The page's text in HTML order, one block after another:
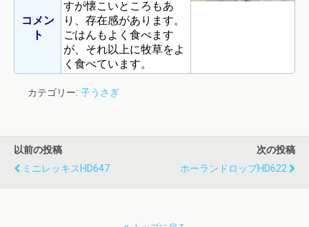
コメン
ト
すが懐こいところもあ
り、存在感があります。
ごはんもよく食べます
が、それ以上に牧草をよ
く食べています。
カテゴリー: 子うさぎ
以前の投稿
ミニレッキスHD647
次の投稿
ホーランドロップHD622